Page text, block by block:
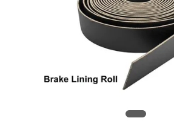
CONTRÔLE
CONTACTEZ-